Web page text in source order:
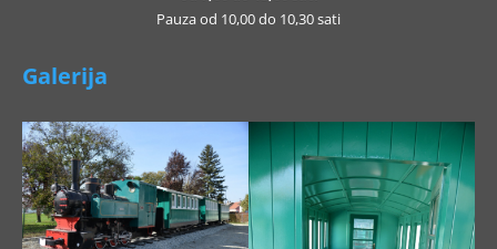
Pauza od 10,00 do 10,30 sati
Galerija